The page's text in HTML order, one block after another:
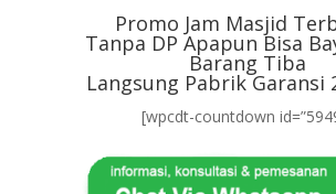
Promo Jam Masjid
Tanpa DP Apapun Bisa
Barang Tiba
Langsung Pabrik Garansi
[wpcdt-countdown